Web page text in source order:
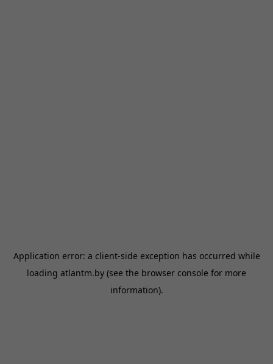
Application error: a client-side exception has occurred while
loading atlantm.by (see the browser console for more
information).